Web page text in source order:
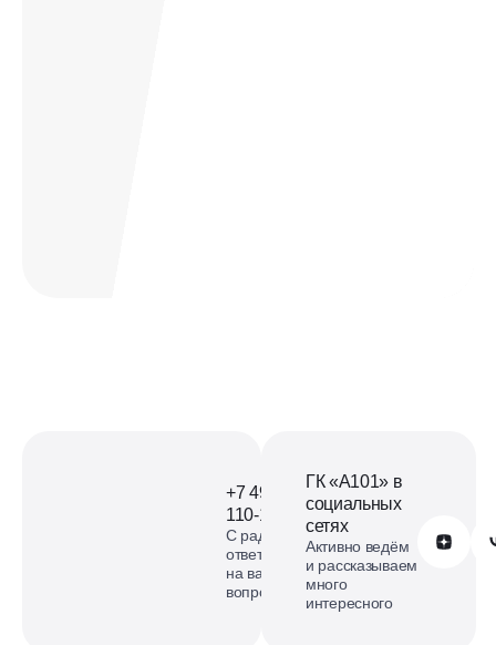
+7 499
110-18-73
С радостью
ответим
на ваши
вопросы
Обратиться в А101
ГК «А101» в
социальных
сетях
Активно ведём
и рассказываем
много
интересного